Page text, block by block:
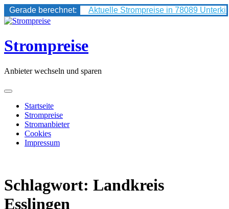
Gerade berechnet:
Aktuelle Strompreise in 78089
Skip
content
Strompreise
Anbieter wechseln und sparen
Startseite
Strompreise
Stromanbieter
Cookies
Impressum
Schlagwort: Landkreis
Esslingen